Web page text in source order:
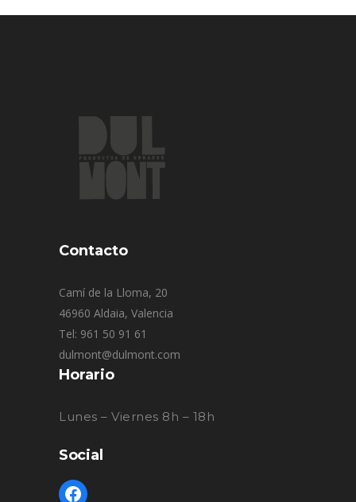
Contacto
Camí de la Lloma, 20
46960 Aldaia, Valencia
Tel: 961 50 91 61
dulmont@dulmont.com
Horario
Lunes – Viernes 8h – 18h
Social